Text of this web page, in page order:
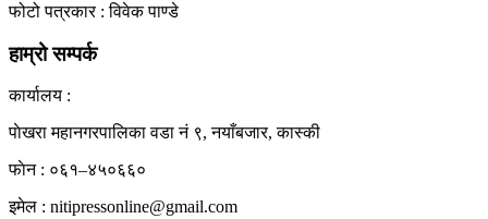
फोटो पत्रकार : विवेक पाण्डे
हाम्रो सम्पर्क
कार्यालय :
पाेखरा महानगरपालिका वडा नं ९, नयाँबजार, कास्की
फाेन : ०६१–४५०६६०
इमेल : nitipressonline@gmail.com